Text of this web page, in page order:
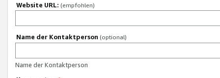
Website URL: (empfohlen)
Name der Kontaktperson (optional)
Name der Kontaktperson